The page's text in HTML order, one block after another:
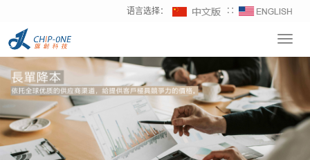
语言选择： ∷